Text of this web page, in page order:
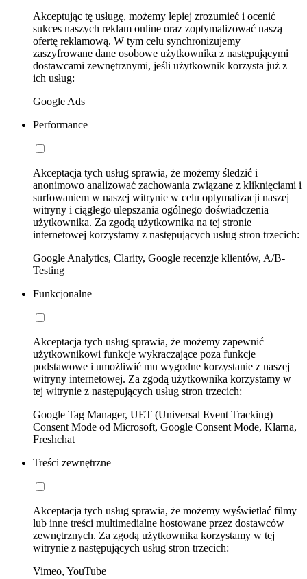
Akceptując tę usługę, możemy lepiej zrozumieć i ocenić
sukces naszych reklam online oraz zoptymalizować naszą
ofertę reklamową. W tym celu synchronizujemy
zaszyfrowane dane osobowe użytkownika z następującymi
dostawcami zewnętrznymi, jeśli użytkownik korzysta już z
ich usług:
Google Ads
Performance
Akceptacja tych usług sprawia, że możemy śledzić i
anonimowo analizować zachowania związane z kliknięciami i
surfowaniem w naszej witrynie w celu optymalizacji naszej
witryny i ciągłego ulepszania ogólnego doświadczenia
użytkownika. Za zgodą użytkownika na tej stronie
internetowej korzystamy z następujących usług stron trzecich:
Google Analytics, Clarity, Google recenzje klientów, A/B-
Testing
Funkcjonalne
Akceptacja tych usług sprawia, że możemy zapewnić
użytkownikowi funkcje wykraczające poza funkcje
podstawowe i umożliwić mu wygodne korzystanie z naszej
witryny internetowej. Za zgodą użytkownika korzystamy w
tej witrynie z następujących usług stron trzecich:
Google Tag Manager, UET (Universal Event Tracking)
Consent Mode od Microsoft, Google Consent Mode, Klarna,
Freshchat
Treści zewnętrzne
Akceptacja tych usług sprawia, że możemy wyświetlać filmy
lub inne treści multimedialne hostowane przez dostawców
zewnętrznych. Za zgodą użytkownika korzystamy w tej
witrynie z następujących usług stron trzecich:
Vimeo, YouTube